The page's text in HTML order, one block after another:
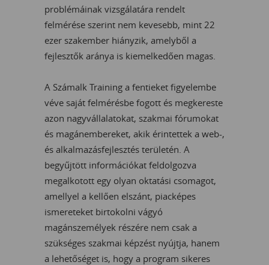
problémáinak vizsgálatára rendelt
felmérése szerint nem kevesebb, mint 22
ezer szakember hiányzik, amelyből a
fejlesztők aránya is kiemelkedően magas.
A Számalk Training a fentieket figyelembe
véve saját felmérésbe fogott és megkereste
azon nagyvállalatokat, szakmai fórumokat
és magánembereket, akik érintettek a web-,
és alkalmazásfejlesztés területén. A
begyűjtött információkat feldolgozva
megalkotott egy olyan oktatási csomagot,
amellyel a kellően elszánt, piacképes
ismereteket birtokolni vágyó
magánszemélyek részére nem csak a
szükséges szakmai képzést nyújtja, hanem
a lehetőséget is, hogy a program sikeres